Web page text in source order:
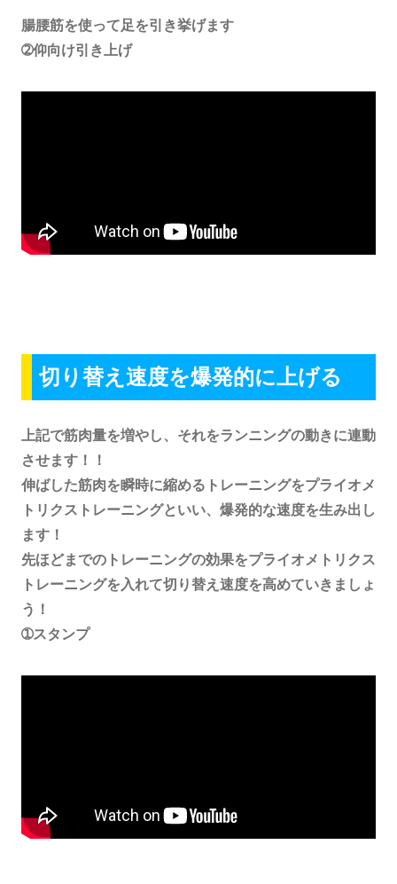
腸腰筋を使って足を引き挙げます
➁仰向け引き上げ
切り替え速度を爆発的に上げる
上記で筋肉量を増やし、それをランニングの動きに連動
させます！！
伸ばした筋肉を瞬時に縮めるトレーニングをプライオメ
トリクストレーニングといい、爆発的な速度を生み出し
ます！
先ほどまでのトレーニングの効果をプライオメトリクス
トレーニングを入れて切り替え速度を高めていきましょ
う！
➀スタンプ